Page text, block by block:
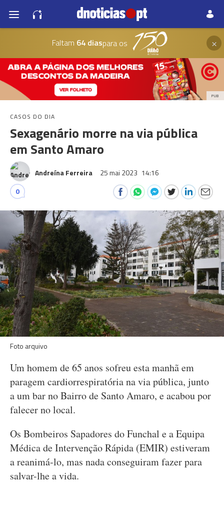
Faltam 64 diaspara os ×
PUB
CASOS DO DIA
Sexagenário morre na via pública
em Santo Amaro
Andreína Ferreira 25 mai 2023 14:16
0
Foto arquivo
Um homem de 65 anos sofreu esta manhã em
paragem cardiorrespiratória na via pública, junto
a um bar no Bairro de Santo Amaro, e acabou por
falecer no local.
Os Bombeiros Sapadores do Funchal e a Equipa
Médica de Intervenção Rápida (EMIR) estiveram
a reanimá-lo, mas nada conseguiram fazer para
salvar-lhe a vida.